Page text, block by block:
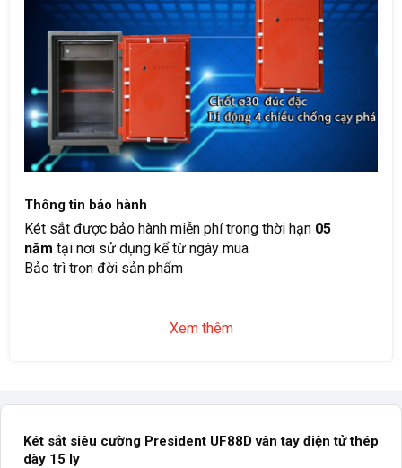
Thông tin bảo hành
Két sắt được bảo hành miễn phí trong thời hạn 05
năm tại nơi sử dụng kể từ ngày mua
Bảo trì trọn đời sản phẩm
Xem thêm
Két sắt siêu cường President UF88D vân tay điện tử thép
dày 15 ly